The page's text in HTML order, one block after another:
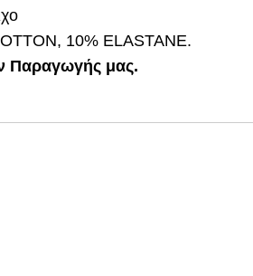
10% ELASTANE.
Παραγωγής μας.